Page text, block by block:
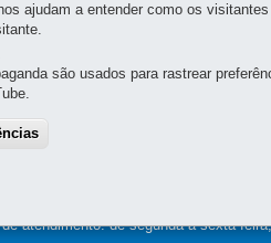
DE ESTADO DA
de atendimento: de segunda a sexta-
ajudam a entender como os
são usados para rastrear